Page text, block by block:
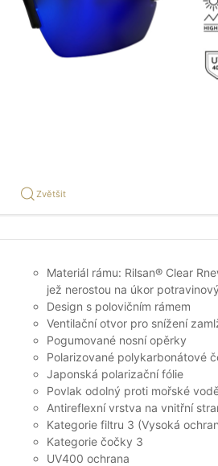
Zvětšit
Materiál rámu: Rilsan® Clear
jež nerostou na úkor
Design s polovičním rámem
Ventilační otvor pro snížení
Pogumované nosní opěrky
Polarizované polykarbonátové
Japonská polarizační fólie
Povlak odolný proti mořské
Antireflexní vrstva na vnitřní
Kategorie filtru 3 (Vysoká
Kategorie čočky 3
UV400 ochrana